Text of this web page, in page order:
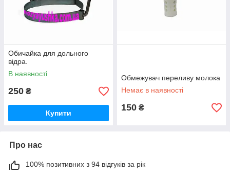
Обичайка для дольного
відра.
В наявності
250 ₴
Купити
Обмежувач переливу молока
Немає в наявності
150 ₴
Про нас
100% позитивних з 94 відгуків за рік